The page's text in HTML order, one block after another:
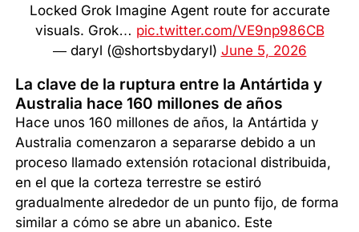
Locked Grok Imagine Agent route for accurate
visuals. Grok… pic.twitter.com/VE9np986CB
— daryl (@shortsbydaryl) June 5, 2026
La clave de la ruptura entre la Antártida y
Australia hace 160 millones de años
Hace unos 160 millones de años, la Antártida y
Australia comenzaron a separarse debido a un
proceso llamado extensión rotacional distribuida,
en el que la corteza terrestre se estiró
gradualmente alrededor de un punto fijo, de forma
similar a cómo se abre un abanico. Este